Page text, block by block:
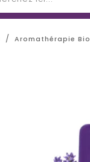
Aromathérapie Bio